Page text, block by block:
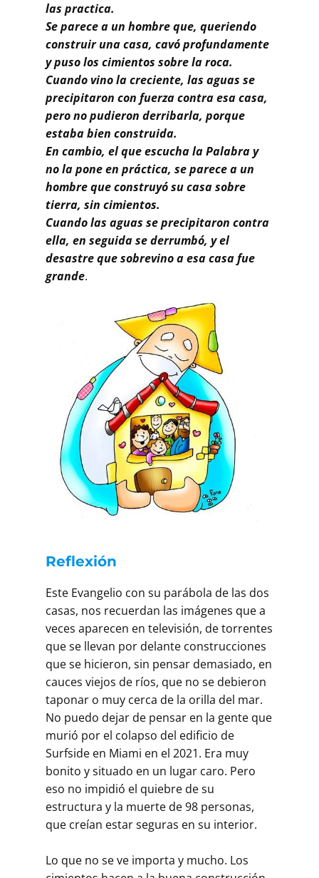
las practica.
Se parece a un hombre que, queriendo
construir una casa, cavó profundamente
y puso los cimientos sobre la roca.
Cuando vino la creciente, las aguas se
precipitaron con fuerza contra esa casa,
pero no pudieron derribarla, porque
estaba bien construida.
En cambio, el que escucha la Palabra y
no la pone en práctica, se parece a un
hombre que construyó su casa sobre
tierra, sin cimientos.
Cuando las aguas se precipitaron contra
ella, en seguida se derrumbó, y el
desastre que sobrevino a esa casa fue
grande.
Reflexión
Este Evangelio con su parábola de las dos
casas, nos recuerdan las imágenes que a
veces aparecen en televisión, de torrentes
que se llevan por delante construcciones
que se hicieron, sin pensar demasiado, en
cauces viejos de ríos, que no se debieron
taponar o muy cerca de la orilla del mar.
No puedo dejar de pensar en la gente que
murió por el colapso del edificio de
Surfside en Miami en el 2021. Era muy
bonito y situado en un lugar caro. Pero
eso no impidió el quiebre de su
estructura y la muerte de 98 personas,
que creían estar seguras en su interior.
Lo que no se ve importa y mucho. Los